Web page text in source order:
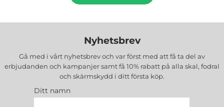
Nyhetsbrev
Gå med i vårt nyhetsbrev och var först med att få ta del av
erbjudanden och kampanjer samt få 10% rabatt på alla skal, fodral
och skärmskydd i ditt första köp.
Ditt namn